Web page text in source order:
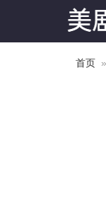
首页 »